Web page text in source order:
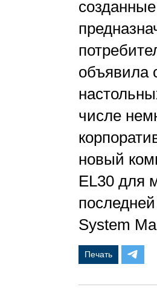
объявила
числе
новый
EL30 для
System
Печать